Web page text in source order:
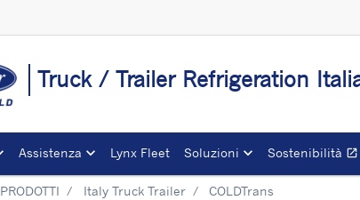
Truck / Trailer Refrigeration
Assistenza Lynx Fleet Soluzioni Sostenibilità open_in_new
PRODOTTI Italy Truck Trailer COLDTrans